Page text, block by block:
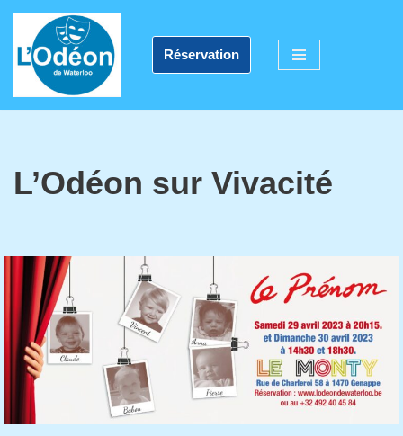
Aller
au
contenu
Réservation
L’Odéon sur Vivacité